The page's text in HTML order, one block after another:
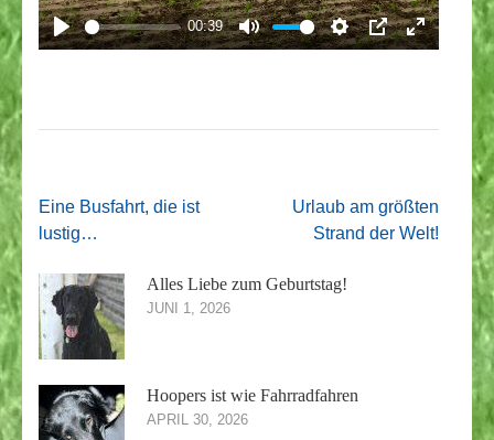
PLAY
00:39
MUTE SETTINGS
PIP ENTER
Beitragsnavigation
Eine Busfahrt, die ist
lustig…
Urlaub am größten
Strand der Welt!
Alles Liebe zum Geburtstag!
JUNI 1, 2026
Hoopers ist wie Fahrradfahren
APRIL 30, 2026